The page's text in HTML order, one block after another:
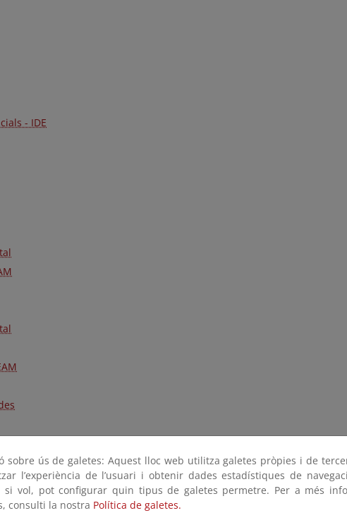
- IDE
sobre ús de galetes: Aquest lloc web utilitza galetes pròpies i de
l’experiència de l’usuari i obtenir dades estadístiques de
si vol, pot configurar quin tipus de galetes permetre. Per a més
consulti la nostra Política de galetes.